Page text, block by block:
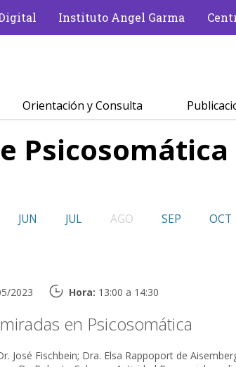
Instituto Angel Garma
Orientación y Consulta
Psicosomática
JUN JUL AGO SEP OCT
2023 Hora: 13:00 a 14:30
en Psicosomática
José Fischbein; Dra. Elsa Rappoport de